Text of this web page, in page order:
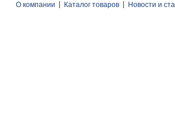
О компании Каталог товаров Новости и